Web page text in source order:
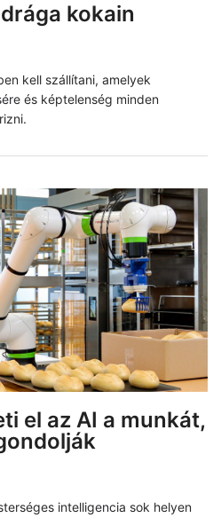
kokain
kell szállítani, amelyek
és képtelenség minden
el az AI a munkát,
intelligencia sok helyen